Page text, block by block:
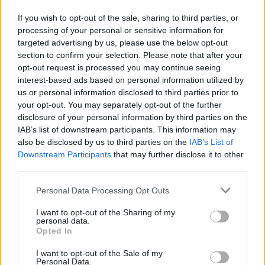
If you wish to opt-out of the sale, sharing to third parties, or
processing of your personal or sensitive information for
targeted advertising by us, please use the below opt-out
section to confirm your selection. Please note that after your
opt-out request is processed you may continue seeing
interest-based ads based on personal information utilized by
us or personal information disclosed to third parties prior to
your opt-out. You may separately opt-out of the further
disclosure of your personal information by third parties on the
IAB’s list of downstream participants. This information may
also be disclosed by us to third parties on the IAB’s List of
Downstream Participants that may further disclose it to other
Personal Data Processing Opt Outs
I want to opt-out of the Sharing of my
personal data.
Opted In
I want to opt-out of the Sale of my
Personal Data.
Plastycznych w Warszawie. Szczególny wpływ na
ukształtowanie jego osobowości artystycznej wywarł
Jerzy Machaj – rzeźbiarz i zarazem jego cioteczny brat.
Uważany jest za jednego z najwybitniejszych
współczesnych polskich twórców sztuki sakralnej.
Po maturze, w 1960 roku, Królik zdał egzamin na Wydział
Rzeźby Akademii Sztuk Pięknych w Warszawie. Studiował
w pracowniach prof. Ludwiki Nitschowej i Jerzego
Jarnuszkiewicza. Współpracował także ze środowiskiem
Klubu Inteligencji Katolickiej przy projektach
W 1964 roku przeniósł się na Wydział Malarstwa do
Równocześnie uczęszczał na zajęcia z grafiki prowadzone